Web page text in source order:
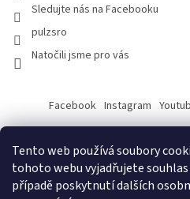
Tento web používá soubory
tohoto webu vyjadřujete
případě poskytnutí dalších
Sledujte nás na Facebooku
pulzsro
Natočili jsme pro vás
Facebook Instagram